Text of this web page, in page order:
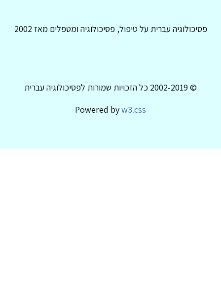
פסיכולוגיה עברית על טיפול, פסיכולוגיה ומטפלים מאז 2002
© 2002-2019 כל הזכויות שמורות לפסיכולוגיה עברית
Powered byw3.css